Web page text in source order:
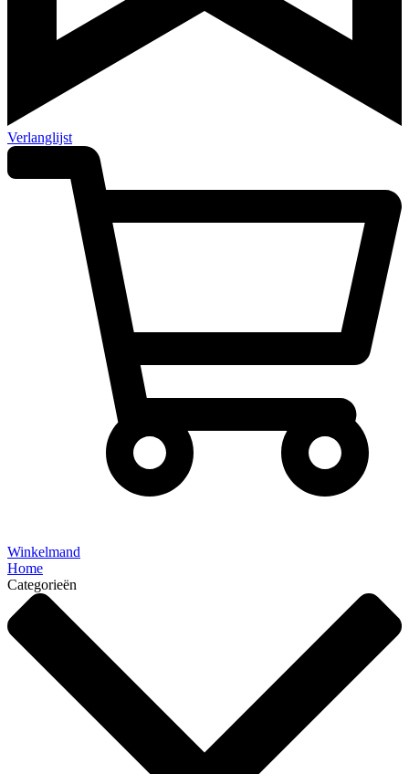
Verlanglijst
Winkelmand
Home
Categorieën